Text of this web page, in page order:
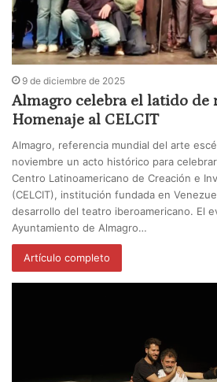
9 de diciembre de 2025
Almagro celebra el latido de
Homenaje al CELCIT
Almagro, referencia mundial del arte
noviembre un acto histórico para
Centro Latinoamericano de Creación e
(CELCIT), institución fundada en
desarrollo del teatro iberoamericano. El
Ayuntamiento de Almagro…
Artículo completo